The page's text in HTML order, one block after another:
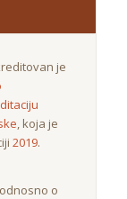
je
, koja je
2019.
o